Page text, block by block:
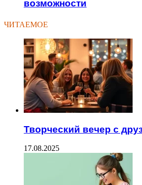
возможности
ЧИТАЕМОЕ
Творческий вечер с
17.08.2025